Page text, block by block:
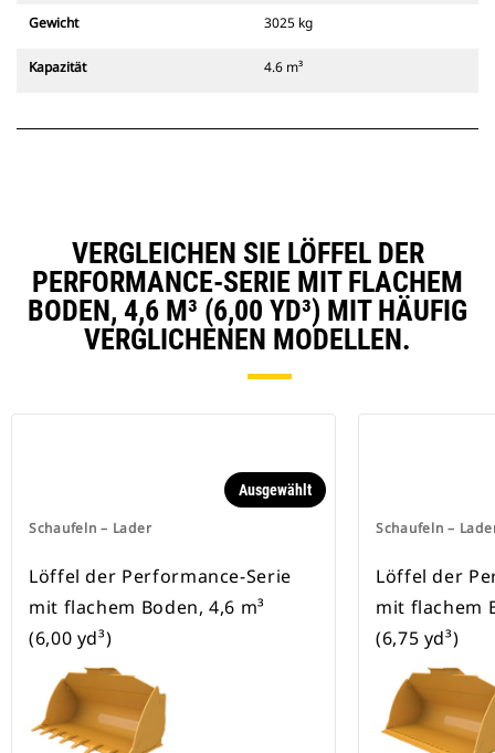
Gewicht 3025 kg
Kapazität 4.6 m³
VERGLEICHEN SIE LÖFFEL DER
PERFORMANCE-SERIE MIT FLACHEM
BODEN, 4,6 M³ (6,00 YD³) MIT HÄUFIG
VERGLICHENEN MODELLEN.
Schaufeln – Lader
Ausgewählt
Löffel der Performance-Serie
mit flachem Boden, 4,6 m³
(6,00 yd³)
Schaufeln –
Löffel der
mit flachem
(6,75 yd³)